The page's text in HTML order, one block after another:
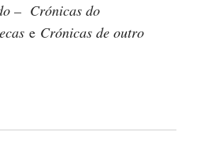
– Crónicas do
e Crónicas de outro